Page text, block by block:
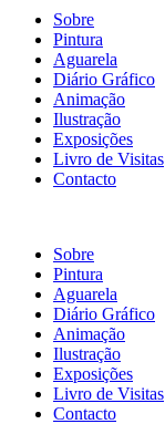
Sobre
Pintura
Aguarela
Diário Gráfico
Animação
Ilustração
Exposições
Livro de Visitas
Contacto
Sobre
Pintura
Aguarela
Diário Gráfico
Animação
Ilustração
Exposições
Livro de Visitas
Contacto